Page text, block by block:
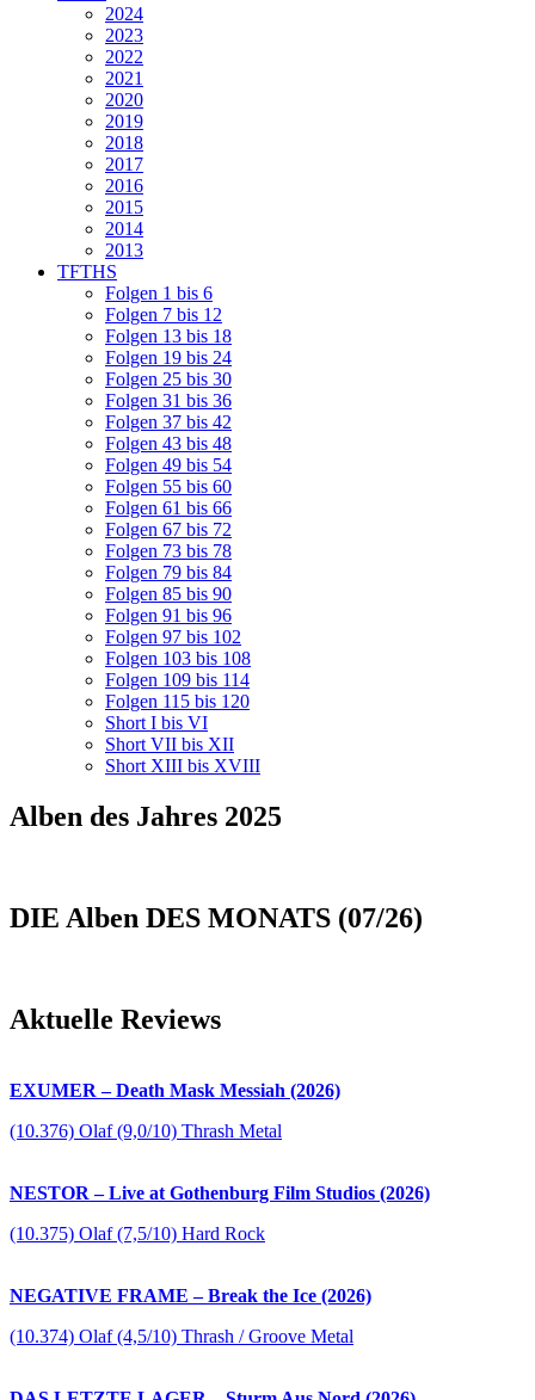
2024
2023
2022
2021
2020
2019
2018
2017
2016
2015
2014
2013
TFTHS
Folgen 1 bis 6
Folgen 7 bis 12
Folgen 13 bis 18
Folgen 19 bis 24
Folgen 25 bis 30
Folgen 31 bis 36
Folgen 37 bis 42
Folgen 43 bis 48
Folgen 49 bis 54
Folgen 55 bis 60
Folgen 61 bis 66
Folgen 67 bis 72
Folgen 73 bis 78
Folgen 79 bis 84
Folgen 85 bis 90
Folgen 91 bis 96
Folgen 97 bis 102
Folgen 103 bis 108
Folgen 109 bis 114
Folgen 115 bis 120
Short I bis VI
Short VII bis XII
Short XIII bis XVIII
Alben des Jahres 2025
DIE Alben DES MONATS (07/26)
Aktuelle Reviews
EXUMER – Death Mask Messiah (2026)
(10.376) Olaf (9,0/10) Thrash Metal
NESTOR – Live at Gothenburg Film Studios (2026)
(10.375) Olaf (7,5/10) Hard Rock
NEGATIVE FRAME – Break the Ice (2026)
(10.374) Olaf (4,5/10) Thrash / Groove Metal